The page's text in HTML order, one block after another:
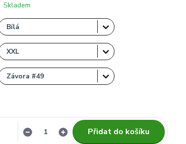
Skladem
Přidat do košíku